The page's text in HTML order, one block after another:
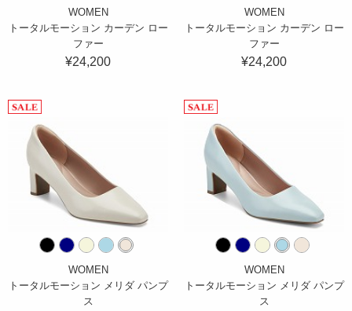
WOMEN
トータルモーション カーデン ロー
ファー
¥24,200
WOMEN
トータルモーション カーデン ロー
ファー
¥24,200
WOMEN
トータルモーション メリダ パンプ
ス
WOMEN
トータルモーション メリダ パンプ
ス